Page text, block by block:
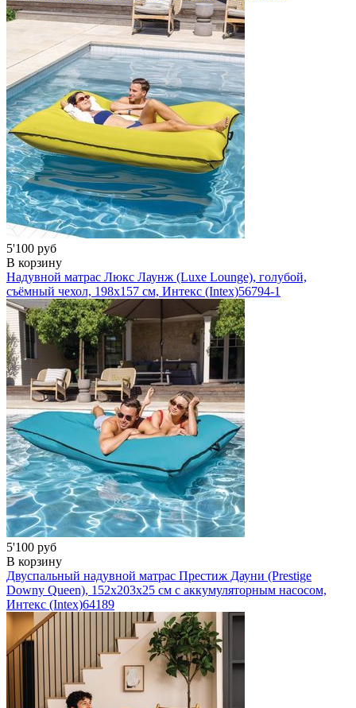
5'100 руб
В корзину
Надувной матрас Люкс Лаунж (Luxe Lounge), голубой,
съёмный чехол, 198х157 см, Интекс (Intex)56794-1
5'100 руб
В корзину
Двуспальный надувной матрас Престиж Дауни (Prestige
Downy Queen), 152х203x25 см с аккумуляторным насосом,
Интекс (Intex)64189